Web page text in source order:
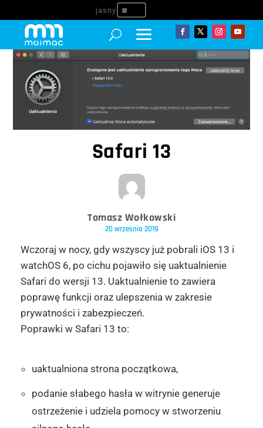
^
Safari 13
Tomasz Wołkowski
20 września 2019
Wczoraj w nocy, gdy wszyscy już pobrali iOS 13 i
watchOS 6, po cichu pojawiło się uaktualnienie
Safari do wersji 13. Uaktualnienie to zawiera
poprawę funkcji oraz ulepszenia w zakresie
prywatności i zabezpieczeń.
Poprawki w Safari 13 to:
uaktualniona strona początkowa,
podanie słabego hasła w witrynie generuje
ostrzeżenie i udziela pomocy w stworzeniu